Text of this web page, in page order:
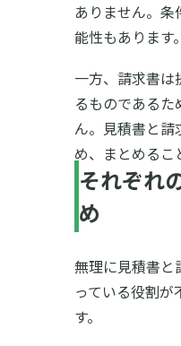
ありません。
能性もあります。
一方、請求書は
るものである
ん。見積書と請
め、まとめるこ
それぞれ
め
無理に見積書と
っている役割
す。